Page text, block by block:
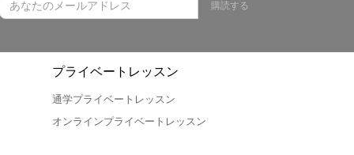
購読する
プライベートレッスン
通学プライベートレッスン
オンラインプライベートレッスン